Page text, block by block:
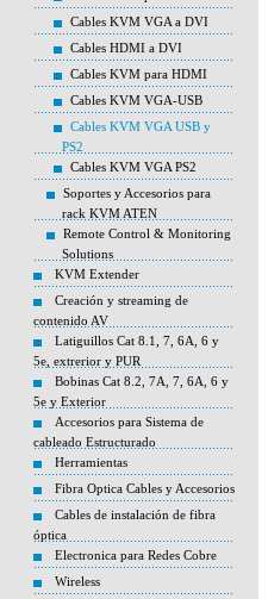
Cables KVM VGA a DVI
Cables HDMI a DVI
Cables KVM para HDMI
Cables KVM VGA-USB
Cables KVM VGA USB y
PS2
Cables KVM VGA PS2
Soportes y Accesorios para
rack KVM ATEN
Remote Control & Monitoring
Solutions
KVM Extender
Creación y streaming de
contenido AV
Latiguillos Cat 8.1, 7, 6A, 6 y
5e, extrerior y PUR
Bobinas Cat 8.2, 7A, 7, 6A, 6 y
5e y Exterior
Accesorios para Sistema de
cableado Estructurado
Herramientas
Fibra Optica Cables y Accesorios
Cables de instalación de fibra
óptica
Electronica para Redes Cobre
Wireless